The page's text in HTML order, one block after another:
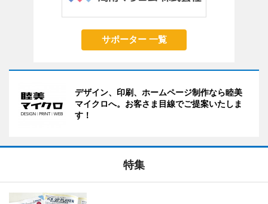
サポーター 一覧
デザイン、印刷、ホームページ制作なら睦美
マイクロへ。お客さま目線でご提案いたしま
す！
特集